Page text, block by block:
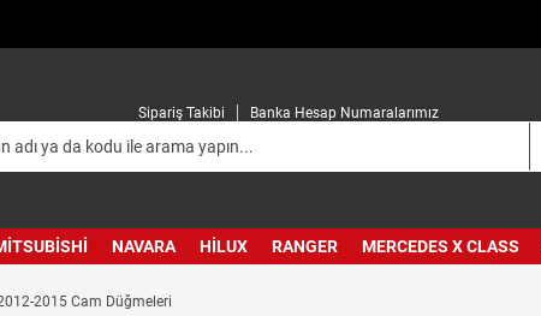
Sipariş Takibi Banka Hesap Numaralarımız
NAVARA HILUX RANGER MERCEDES X CLASS
2015 Cam Düğmeleri